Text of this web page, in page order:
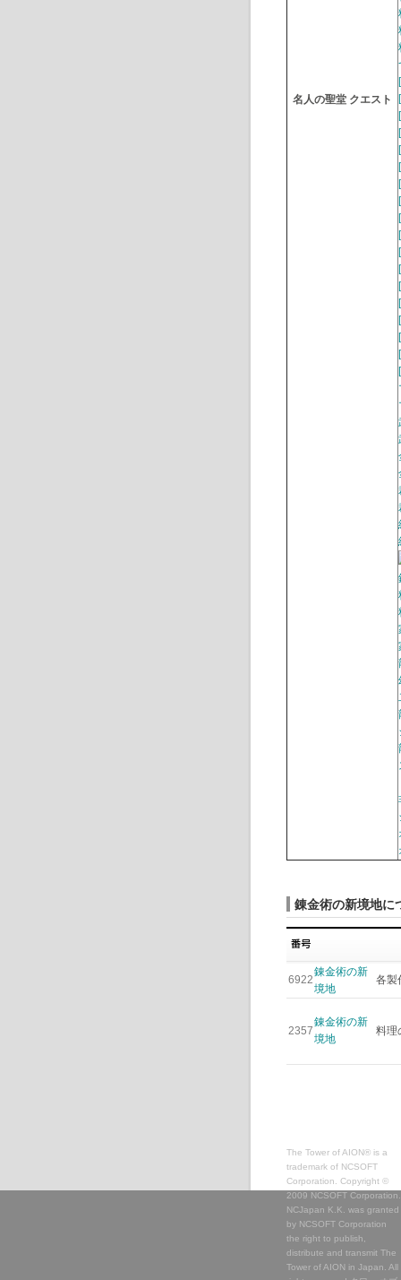
名人の聖堂 クエスト
錬金術の新境地に
6922
錬金術の新
境地
各製
2357
錬金術の新
境地
料理
The Tower of AION® is a
trademark of NCSOFT
Corporation. Copyright ©
2009 NCSOFT Corporation.
NCJapan K.K. was granted
by NCSOFT Corporation
the right to publish,
distribute and transmit The
Tower of AION in Japan. All